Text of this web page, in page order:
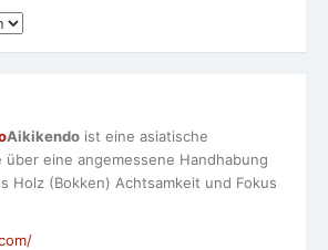
Aikikendo ist eine asiatische
eine angemessene Handhabung
Holz (Bokken) Achtsamkeit und Fokus